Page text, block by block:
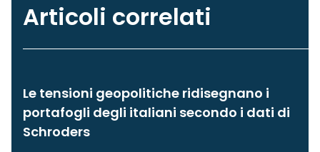
Articoli correlati
Le tensioni geopolitiche ridisegnano i
portafogli degli italiani secondo i dati di
Schroders